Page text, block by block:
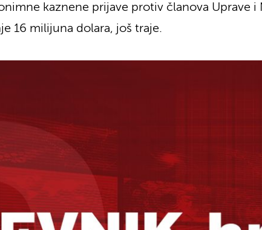
kaznene prijave protiv članova Uprave
16 milijuna dolara, još traje.